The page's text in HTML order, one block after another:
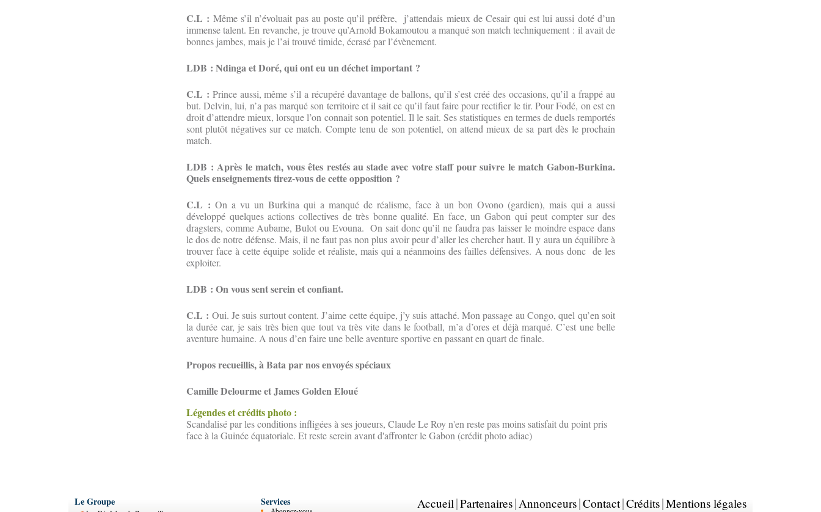
C.L : Même s’il n’évoluait pas au poste qu’il préfère, j’attendais mieux de Cesair qui est lui aussi doté d’un
immense talent. En revanche, je trouve qu’Arnold Bokamoutou a manqué son match techniquement : il avait de
bonnes jambes, mais je l’ai trouvé timide, écrasé par l’évènement.
LDB : Ndinga et Doré, qui ont eu un déchet important ?
C.L : Prince aussi, même s’il a récupéré davantage de ballons, qu’il s’est créé des occasions, qu’il a frappé au
but. Delvin, lui, n’a pas marqué son territoire et il sait ce qu’il faut faire pour rectifier le tir. Pour Fodé, on est en
droit d’attendre mieux, lorsque l’on connait son potentiel. Il le sait. Ses statistiques en termes de duels remportés
sont plutôt négatives sur ce match. Compte tenu de son potentiel, on attend mieux de sa part dès le prochain
match.
LDB : Après le match, vous êtes restés au stade avec votre staff pour suivre le match Gabon-Burkina.
Quels enseignements tirez-vous de cette opposition ?
C.L : On a vu un Burkina qui a manqué de réalisme, face à un bon Ovono (gardien), mais qui a aussi
développé quelques actions collectives de très bonne qualité. En face, un Gabon qui peut compter sur des
dragsters, comme Aubame, Bulot ou Evouna. On sait donc qu’il ne faudra pas laisser le moindre espace dans
le dos de notre défense. Mais, il ne faut pas non plus avoir peur d’aller les chercher haut. Il y aura un équilibre à
trouver face à cette équipe solide et réaliste, mais qui a néanmoins des failles défensives. A nous donc de les
exploiter.
LDB : On vous sent serein et confiant.
C.L : Oui. Je suis surtout content. J’aime cette équipe, j’y suis attaché. Mon passage au Congo, quel qu’en soit
la durée car, je sais très bien que tout va très vite dans le football, m’a d’ores et déjà marqué. C’est une belle
aventure humaine. A nous d’en faire une belle aventure sportive en passant en quart de finale.
Propos recueillis, à Bata par nos envoyés spéciaux
Camille Delourme et James Golden Eloué
Légendes et crédits photo :
Scandalisé par les conditions infligées à ses joueurs, Claude Le Roy n'en reste pas moins satisfait du point pris
face à la Guinée équatoriale. Et reste serein avant d'affronter le Gabon (crédit photo adiac)
Accueil Partenaires Annonceurs Contact Crédits Mentions légales
Le Groupe Services